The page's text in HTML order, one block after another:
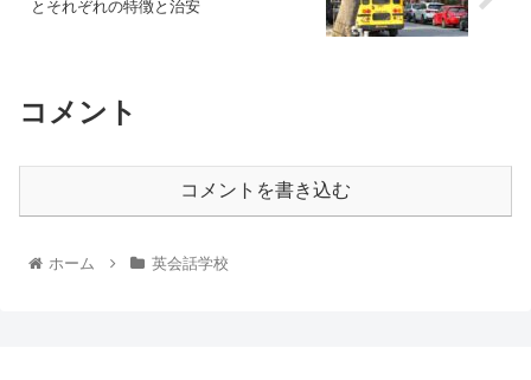
とそれぞれの特徴と治安
コメント
コメントを書き込む
ホーム 英会話学校